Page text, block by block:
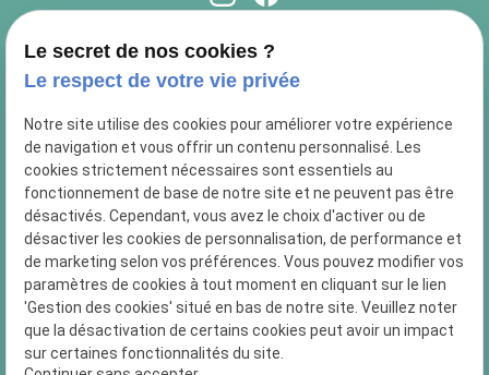
Newsletter
4 rue Reine Astrid, 1473 GENAPPE
13 Avenue Jean Monnet, 1400 Nivelles
Le secret de nos cookies ?
Le respect de votre vie privée
Notre site utilise des cookies pour améliorer votre expérience
de navigation et vous offrir un contenu personnalisé. Les
cookies strictement nécessaires sont essentiels au
fonctionnement de base de notre site et ne peuvent pas être
désactivés. Cependant, vous avez le choix d'activer ou de
désactiver les cookies de personnalisation, de performance et
de marketing selon vos préférences. Vous pouvez modifier vos
paramètres de cookies à tout moment en cliquant sur le lien
'Gestion des cookies' situé en bas de notre site. Veuillez noter
que la désactivation de certains cookies peut avoir un impact
sur certaines fonctionnalités du site.